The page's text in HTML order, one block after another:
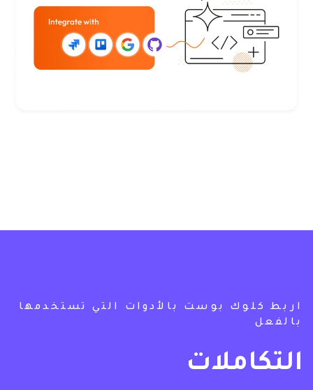
اربط كلوك بوست بالأدوات التي تستخدمها
بالفعل
التكاملات